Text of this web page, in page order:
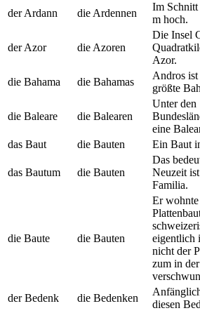
der Ardann
die Ardennen
Im
m hoch.
der Azor die Azoren
Die Insel
Azor.
die Bahama
die Bahamas
Andros
größte
die Baleare die Balearen
Unter den
eine
das Baut
die Bauten Ein Baut
das Bautum die Bauten
Das
Neuzeit
Familia.
die Baute die Bauten
Er
eigentlich
nicht der
zum in
der Bedenk
die Bedenken
diesen